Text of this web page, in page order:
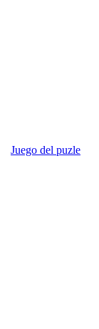
Juego del puzle